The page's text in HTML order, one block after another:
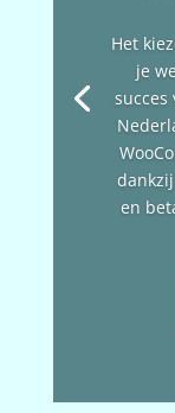
Het
je
succes
en